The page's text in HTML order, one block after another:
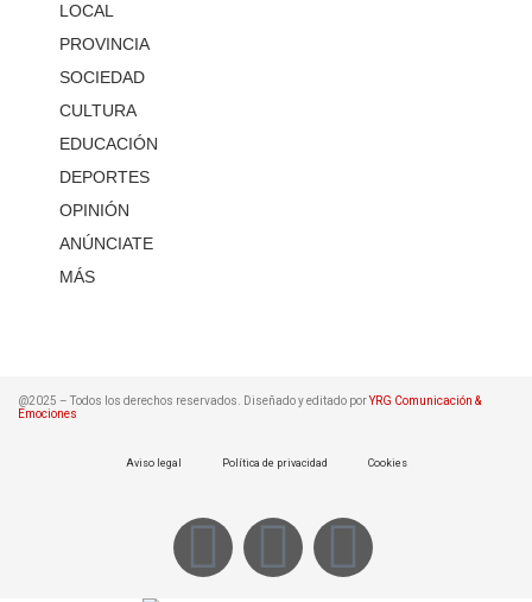
LOCAL
PROVINCIA
SOCIEDAD
CULTURA
EDUCACIÓN
DEPORTES
OPINIÓN
ANÚNCIATE
MÁS
@2025 – Todos los derechos reservados. Diseñado y editado porYRG Comunicación &
Emociones
Aviso legal Política de privacidad Cookies